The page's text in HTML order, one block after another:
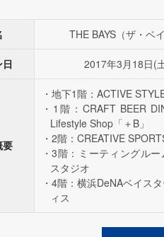
THE BAYS（ザ・ベイ
2017年3月18日(
要
地下1階：ACTIVE
1階：CRAFT BEER
Lifestyle Shop「＋B」
2階：CREATIVE
3階：ミーティングルー
スタジオ
4階：横浜DeNAベイス
ィス